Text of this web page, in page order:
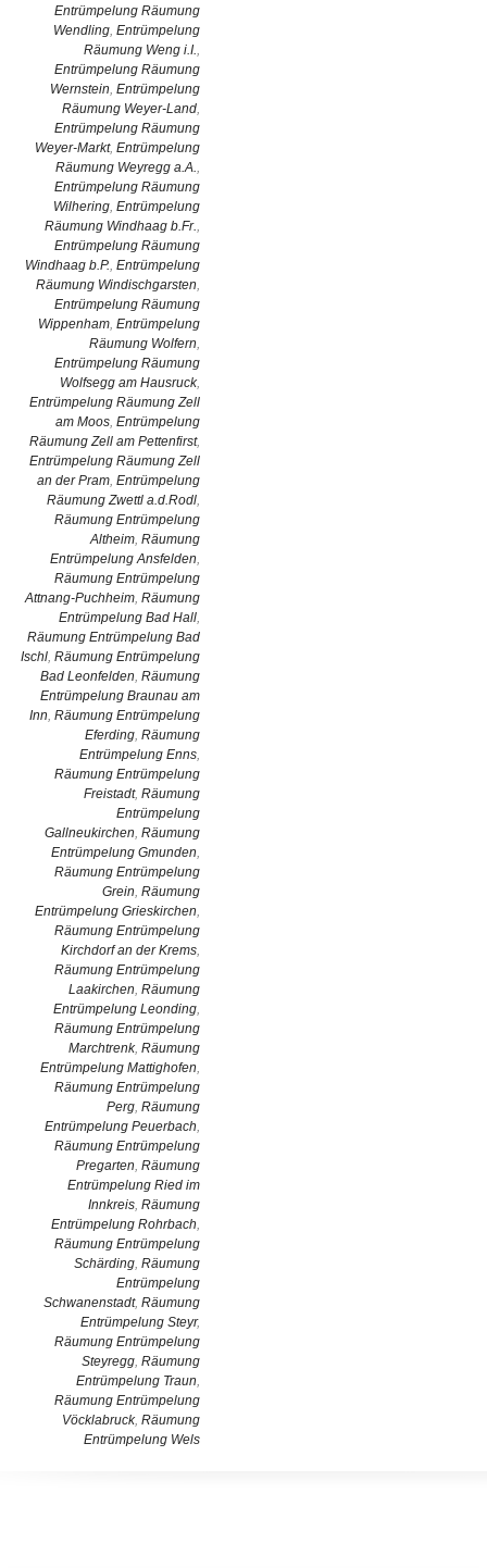
Entrümpelung Räumung
Wendling, Entrümpelung
Räumung Weng i.I.,
Entrümpelung Räumung
Wernstein, Entrümpelung
Räumung Weyer-Land,
Entrümpelung Räumung
Weyer-Markt, Entrümpelung
Räumung Weyregg a.A.,
Entrümpelung Räumung
Wilhering, Entrümpelung
Räumung Windhaag b.Fr.,
Entrümpelung Räumung
Windhaag b.P., Entrümpelung
Räumung Windischgarsten,
Entrümpelung Räumung
Wippenham, Entrümpelung
Räumung Wolfern,
Entrümpelung Räumung
Wolfsegg am Hausruck,
Entrümpelung Räumung Zell
am Moos, Entrümpelung
Räumung Zell am Pettenfirst,
Entrümpelung Räumung Zell
an der Pram, Entrümpelung
Räumung Zwettl a.d.Rodl,
Räumung Entrümpelung
Altheim, Räumung
Entrümpelung Ansfelden,
Räumung Entrümpelung
Attnang-Puchheim, Räumung
Entrümpelung Bad Hall,
Räumung Entrümpelung Bad
Ischl, Räumung Entrümpelung
Bad Leonfelden, Räumung
Entrümpelung Braunau am
Inn, Räumung Entrümpelung
Eferding, Räumung
Entrümpelung Enns,
Räumung Entrümpelung
Freistadt, Räumung
Entrümpelung
Gallneukirchen, Räumung
Entrümpelung Gmunden,
Räumung Entrümpelung
Grein, Räumung
Entrümpelung Grieskirchen,
Räumung Entrümpelung
Kirchdorf an der Krems,
Räumung Entrümpelung
Laakirchen, Räumung
Entrümpelung Leonding,
Räumung Entrümpelung
Marchtrenk, Räumung
Entrümpelung Mattighofen,
Räumung Entrümpelung
Perg, Räumung
Entrümpelung Peuerbach,
Räumung Entrümpelung
Pregarten, Räumung
Entrümpelung Ried im
Innkreis, Räumung
Entrümpelung Rohrbach,
Räumung Entrümpelung
Schärding, Räumung
Entrümpelung
Schwanenstadt, Räumung
Entrümpelung Steyr,
Räumung Entrümpelung
Steyregg, Räumung
Entrümpelung Traun,
Räumung Entrümpelung
Vöcklabruck, Räumung
Entrümpelung Wels